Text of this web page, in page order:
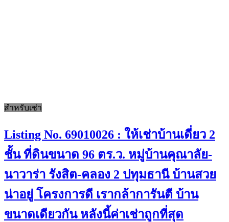
สำหรับเช่า
Listing No. 69010026 : ให้เช่าบ้านเดี่ยว 2
ชั้น ที่ดินขนาด 96 ตร.ว. หมู่บ้านคุณาลัย-
นาวาร่า รังสิต-คลอง 2 ปทุมธานี บ้านสวย
น่าอยู่ โครงการดี เรากล้าการันตี บ้าน
ขนาดเดียวกัน หลังนี้ค่าเช่าถูกที่สุด